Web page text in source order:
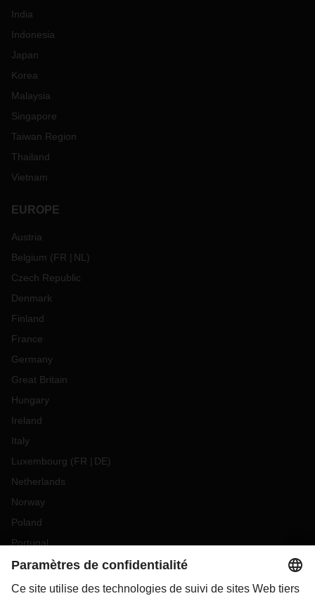
India
Indonesia
Japan
Korea
Malaysia
Singapore
Taiwan Region
Thailand
Vietnam
EUROPE
Austria
Belgium (FR NL )
Czech Republic
Denmark
Finland
France
Germany
Great Britain
Hungary
Ireland
Italy
Luxembourg (FR DE)
Netherlands
Norway
Poland
Portugal
Romania
Slovakia